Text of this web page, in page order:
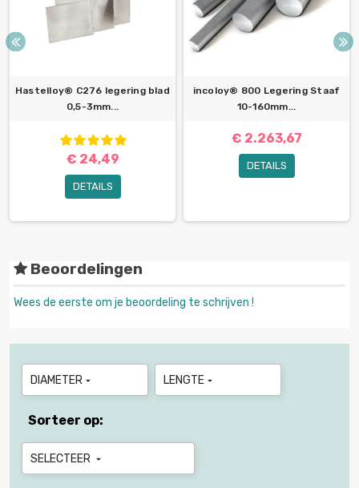
Hastelloy® C276 legering blad
0,5-3mm...
€ 24,49
DETAILS
incoloy® 800 Legering Staaf
10-160mm...
€ 2.263,67
DETAILS
Beoordelingen
Wees de eerste om je beoordeling te schrijven !
DIAMETER  LENGTE 
Sorteer op:
SELECTEER 